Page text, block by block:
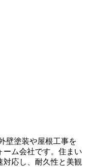
壁塗装や屋根工事を
ム会社です。住まい
対応し、耐久性と美観